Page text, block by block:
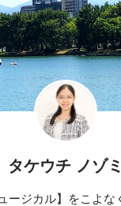
タケウチ ノゾミ
ージカル】をこよ